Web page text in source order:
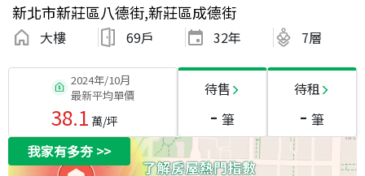
新北市新莊區八德街,新莊區成德街
大樓 69戶 32年 7層
2024年/10月
最新平均單價
38.1 萬/坪
待售
- 筆
待租
- 筆
我家有多夯>>